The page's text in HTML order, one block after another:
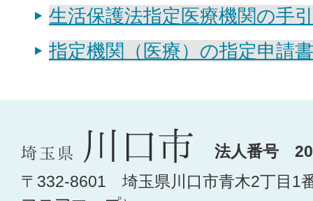
生活保護法指定医療機関の手引
指定機関（医療）の指定申請
法人番号
〒332-8601 埼玉県川口市青木2丁目1